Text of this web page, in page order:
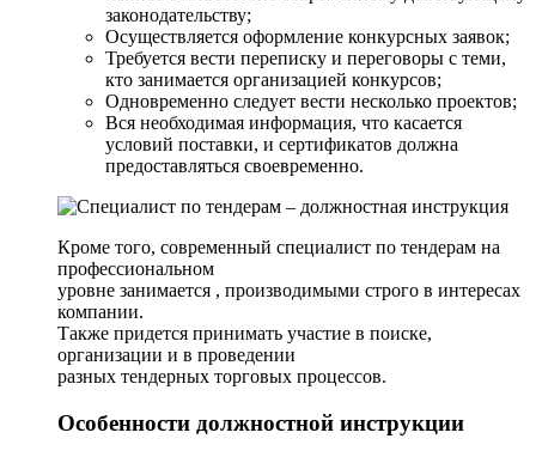
законодательству;
Осуществляется оформление конкурсных заявок;
Требуется вести переписку и переговоры с теми,
кто занимается организацией конкурсов;
Одновременно следует вести несколько проектов;
Вся необходимая информация, что касается
условий поставки, и сертификатов должна
предоставляться своевременно.
Кроме того, современный специалист по тендерам на
профессиональном
уровне занимается , производимыми строго в интересах
компании.
Также придется принимать участие в поиске,
организации и в проведении
разных тендерных торговых процессов.
Особенности должностной инструкции